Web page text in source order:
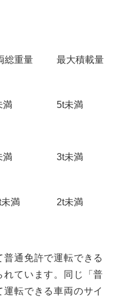
総重量 最大積載量
満 5t未満
満 3t未満
満 2t未満
通免許で運転できる
ています。同じ「普
転できる車両のサイ